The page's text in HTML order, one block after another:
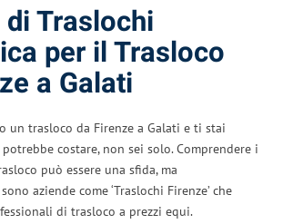
Traslochi
per il Trasloco
a Galati
un trasloco da Firenze a Galati e ti stai
costare, non sei solo. Comprendere i
può essere una sfida, ma
aziende come ‘Traslochi Firenze’ che
di trasloco a prezzi equi.